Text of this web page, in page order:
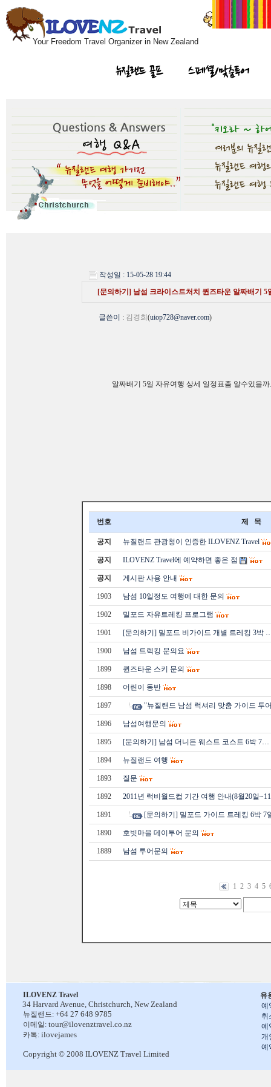
Your Freedom Travel Organizer in New Zealand
뉴질랜드 골프 스페셜/맞춤투어
작성일 : 15-05-28 19:44
[문의하기] 남섬 크라이스트처치 퀸즈타운 알짜배기 5
글쓴이 : 김경희 (uiop728@naver.com)
알짜배기 5일 자유여행 상세 일정표좀 알수있을까
번호 제 목
공지 뉴질랜드 관광청이 인증한 ILOVENZ Travel
공지 ILOVENZ Travel에 예약하면 좋은 점
공지 게시판 사용 안내
1903 남섬 10일정도 여행에 대한 문의
1902 밀포드 자유트레킹 프로그램
1901 [문의하기] 밀포드 비가이드 개별 트레킹 3박
1900 남섬 트렉킹 문의요
1899 퀸즈타운 스키 문의
1898 어린이 동반
1897 "뉴질랜드 남섬 럭셔리 맞춤 가이드 투
1896 남섬여행문의
1895 [문의하기] 남섬 더니든 웨스트 코스트 6박 7…
1894 뉴질랜드 여행
1893 질문
1892 2011년 럭비월드컵 기간 여행 안내(8월20일
1891 [문의하기] 밀포드 가이드 트레킹 6박 7
1890 호빗마을 데이투어 문의
1889 남섬 투어문의
1 2 3 4 5
유
예
취
예
개
예
ILOVENZ Travel
34 Harvard Avenue, Christchurch, New Zealand
뉴질랜드: +64 27 648 9785
이메일: tour@ilovenztravel.co.nz
카톡: ilovejames
Copyright © 2008 ILOVENZ Travel Limited